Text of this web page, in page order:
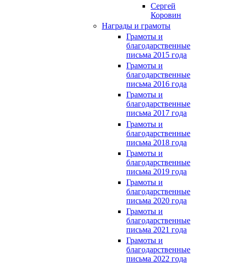
Сергей
Коровин
Награды и грамоты
Грамоты и
благодарственные
письма 2015 года
Грамоты и
благодарственные
письма 2016 года
Грамоты и
благодарственные
письма 2017 года
Грамоты и
благодарственные
письма 2018 года
Грамоты и
благодарственные
письма 2019 года
Грамоты и
благодарственные
письма 2020 года
Грамоты и
благодарственные
письма 2021 года
Грамоты и
благодарственные
письма 2022 года